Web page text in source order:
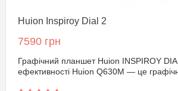
Huion Inspiroy Dial 2
7590 грн
Графічний планшет Huion INSPIROY
ефективності Huion Q630M — це